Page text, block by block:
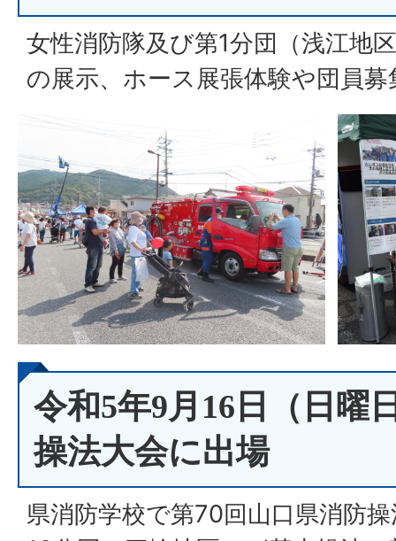
女性消防隊及び第1分団（浅江地
の展示、ホース展張体験や団員
令和5年9月16日（日曜
操法大会に出場
県消防学校で第70回山口県消防